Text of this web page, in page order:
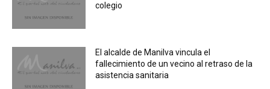
colegio
El alcalde de Manilva vincula el
fallecimiento de un vecino al retraso de la
asistencia sanitaria